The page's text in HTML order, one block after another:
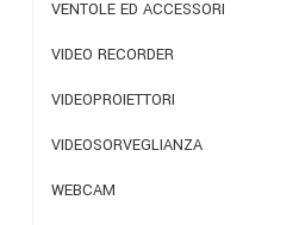
VENTOLE ED ACCESSORI
VIDEO RECORDER
VIDEOPROIETTORI
VIDEOSORVEGLIANZA
WEBCAM